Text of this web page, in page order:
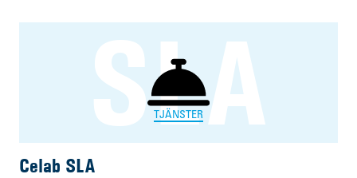
SLA
TJÄNSTER
Celab SLA